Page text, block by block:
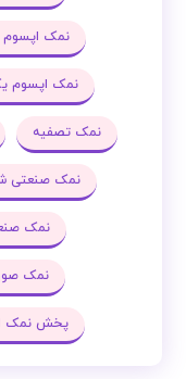
نمک اپسوم
نمک اپسوم
نمک تصفیه
نمک صنعتی
نمک
نمک
پخش نمک